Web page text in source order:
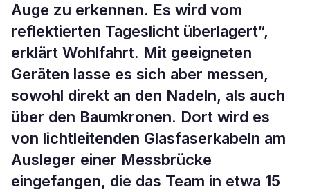
Auge zu erkennen. Es wird vom
reflektierten Tageslicht überlagert“,
erklärt Wohlfahrt. Mit geeigneten
Geräten lasse es sich aber messen,
sowohl direkt an den Nadeln, als auch
über den Baumkronen. Dort wird es
von lichtleitenden Glasfaserkabeln am
Ausleger einer Messbrücke
eingefangen, die das Team in etwa 15